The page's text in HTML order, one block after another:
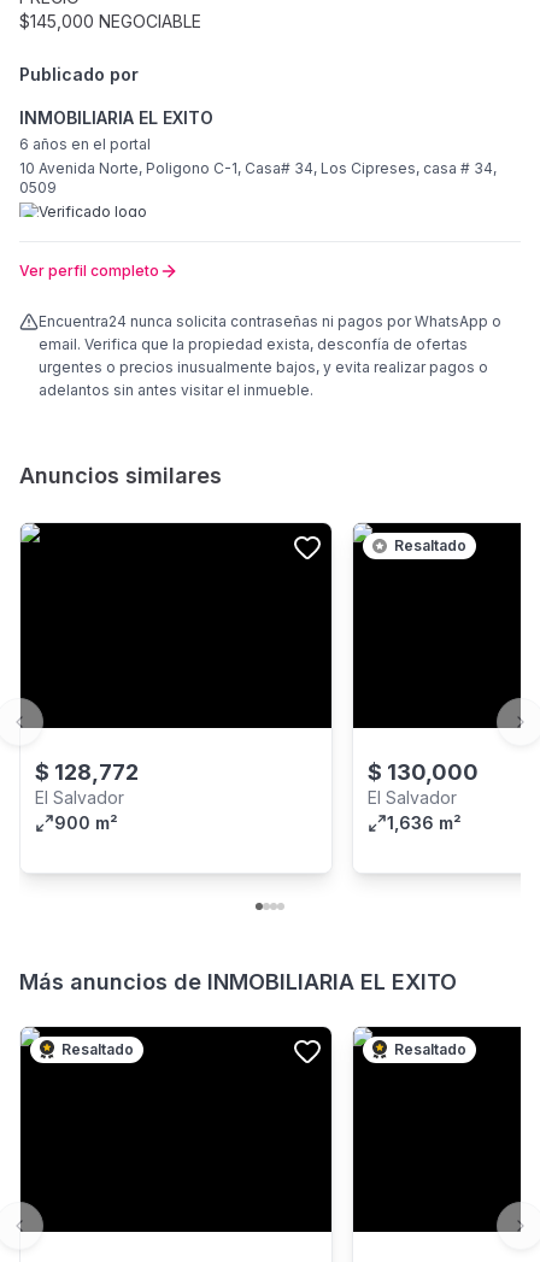
$145,000 NEGOCIABLE
Publicado por
INMOBILIARIA EL EXITO
6 años en el portal
10 Avenida Norte, Poligono C-1, Casa# 34, Los Cipreses, casa # 34,
0509
Ver perfil completo
Encuentra24 nunca solicita contraseñas ni pagos por WhatsApp o
email. Verifica que la propiedad exista, desconfía de ofertas
urgentes o precios inusualmente bajos, y evita realizar pagos o
adelantos sin antes visitar el inmueble.
Anuncios similares
$ 128,772
El Salvador
900 m²
Resaltado
$ 130,000
El Salvador
1,636 m²
Previous slide
Más anuncios de INMOBILIARIA EL EXITO
Resaltado Resaltado
Previous slide